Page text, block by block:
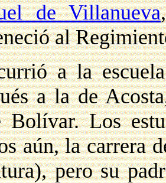
de Villanueva
al
a la
a la de
Bolívar. Los
aún, la carrera
pero su